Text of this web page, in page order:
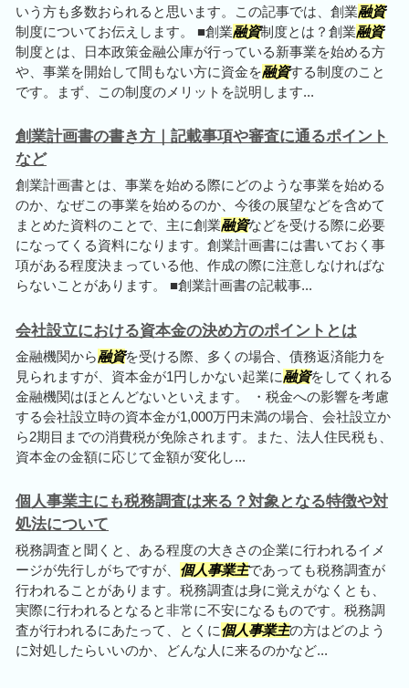
いう方も多数おられると思います。この記事では、創業融資
制度についてお伝えします。 ■創業融資制度とは？創業融資
制度とは、日本政策金融公庫が行っている新事業を始める方
や、事業を開始して間もない方に資金を融資する制度のこと
です。まず、この制度のメリットを説明します...
創業計画書の書き方｜記載事項や審査に通るポイント
など
創業計画書とは、事業を始める際にどのような事業を始める
のか、なぜこの事業を始めるのか、今後の展望などを含めて
まとめた資料のことで、主に創業融資などを受ける際に必要
になってくる資料になります。創業計画書には書いておく事
項がある程度決まっている他、作成の際に注意しなければな
らないことがあります。 ■創業計画書の記載事...
会社設立における資本金の決め方のポイントとは
金融機関から融資を受ける際、多くの場合、債務返済能力を
見られますが、資本金が1円しかない起業に融資をしてくれる
金融機関はほとんどないといえます。 ・税金への影響を考慮
する会社設立時の資本金が1,000万円未満の場合、会社設立か
ら2期目までの消費税が免除されます。また、法人住民税も、
資本金の金額に応じて金額が変化し...
個人事業主にも税務調査は来る？対象となる特徴や対
処法について
税務調査と聞くと、ある程度の大きさの企業に行われるイメ
ージが先行しがちですが、 個人事業主であっても税務調査が
行われることがあります。税務調査は身に覚えがなくとも、
実際に行われるとなると非常に不安になるものです。税務調
査が行われるにあたって、とくに個人事業主の方はどのよう
に対処したらいいのか、どんな人に来るのかなど...